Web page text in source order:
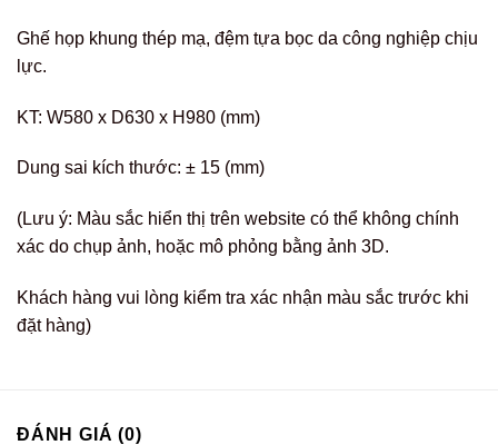
Ghế họp khung thép mạ, đệm tựa bọc da công nghiệp chịu
lực.
KT: W580 x D630 x H980 (mm)
Dung sai kích thước: ± 15 (mm)
(Lưu ý: Màu sắc hiển thị trên website có thể không chính
xác do chụp ảnh, hoặc mô phỏng bằng ảnh 3D.
Khách hàng vui lòng kiểm tra xác nhận màu sắc trước khi
đặt hàng)
ĐÁNH GIÁ (0)